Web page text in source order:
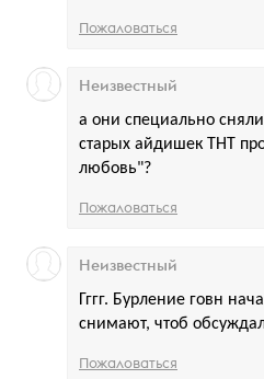
Пожаловаться
а они специально сняли
старых айдишек ТНТ
любовь"?
Неизвестный
Пожаловаться
Гггг. Бурление говн
снимают, чтоб
Неизвестный
Пожаловаться